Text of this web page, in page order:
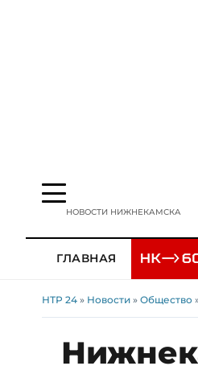
НОВОСТИ НИЖНЕКАМСКА
ГЛАВНАЯ
НТР 24 » Новости » Общество